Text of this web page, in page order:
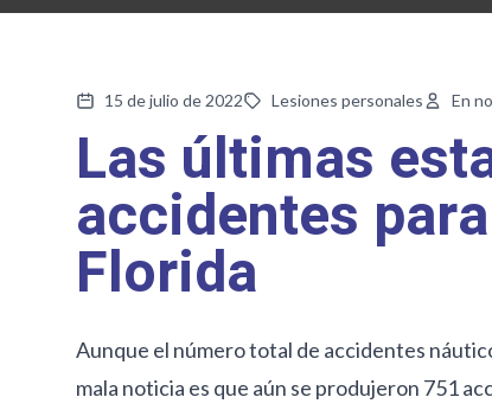
15 de julio de 2022 Lesiones personales En
Las últimas
accidentes
Florida
Aunque el número total de accidentes
mala noticia es que aún se produjeron 751